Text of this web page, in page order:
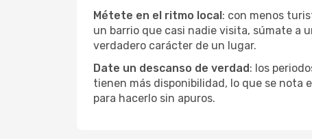
Métete en el ritmo local: con menos
un barrio que casi nadie visita, súmate a
verdadero carácter de un lugar.
Date un descanso de verdad: los
tienen más disponibilidad, lo que se nota
para hacerlo sin apuros.